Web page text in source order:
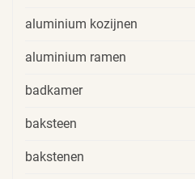
aluminium kozijnen
aluminium ramen
badkamer
baksteen
bakstenen